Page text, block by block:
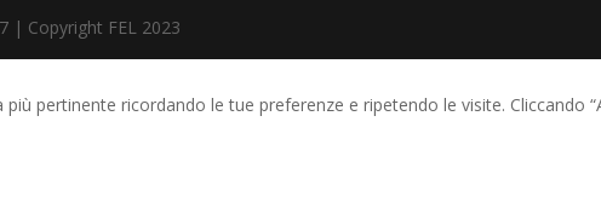
| Copyright FEL 2023
pertinente ricordando le tue preferenze e ripetendo le visite. Cliccando